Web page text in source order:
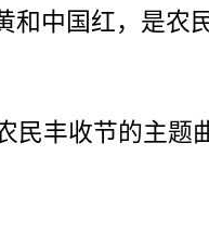
中国红，是农
丰收节的主